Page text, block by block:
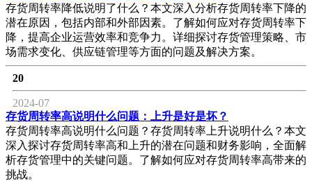
存货周转率降低说明了什么？本文深入分析存货周转率下降的
潜在原因，包括内部和外部因素。了解如何应对存货周转率下
降，提高企业运营效率和竞争力。详细探讨存货管理策略、市
场需求变化、供应链管理等方面的问题及解决方案。
20
2024-07
存货周转率高说明什么问题：上升是好是坏？
存货周转率高说明什么问题？存货周转率上升说明什么？本文
深入探讨存货周转率高和上升的潜在问题和财务影响，全面解
析存货管理中的关键问题。了解如何应对存货周转率高带来的
挑战。